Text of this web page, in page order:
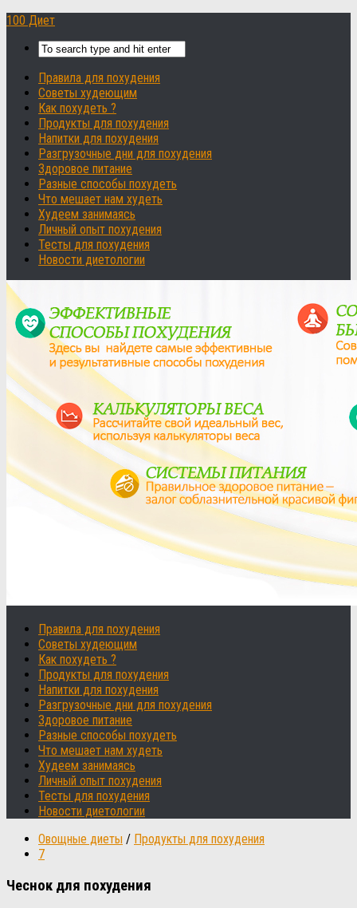
100 Диет
Правила для похудения
Советы худеющим
Как похудеть ?
Продукты для похудения
Напитки для похудения
Разгрузочные дни для похудения
Здоровое питание
Разные способы похудеть
Что мешает нам худеть
Худеем занимаясь
Личный опыт похудения
Тесты для похудения
Новости диетологии
Правила для похудения
Советы худеющим
Как похудеть ?
Продукты для похудения
Напитки для похудения
Разгрузочные дни для похудения
Здоровое питание
Разные способы похудеть
Что мешает нам худеть
Худеем занимаясь
Личный опыт похудения
Тесты для похудения
Новости диетологии
Овощные диеты / Продукты для похудения
7
Чеснок для похудения